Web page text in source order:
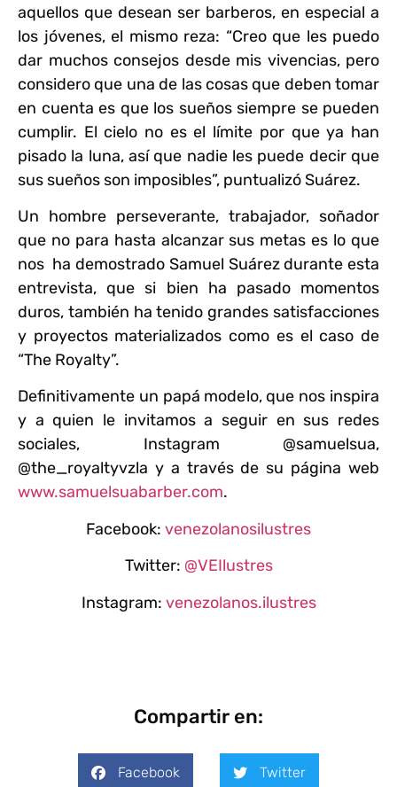
aquellos que desean ser barberos, en especial a
los jóvenes, el mismo reza: “Creo que les puedo
dar muchos consejos desde mis vivencias, pero
considero que una de las cosas que deben tomar
en cuenta es que los sueños siempre se pueden
cumplir. El cielo no es el límite por que ya han
pisado la luna, así que nadie les puede decir que
sus sueños son imposibles”, puntualizó Suárez.
Un hombre perseverante, trabajador, soñador
que no para hasta alcanzar sus metas es lo que
nos ha demostrado Samuel Suárez durante esta
entrevista, que si bien ha pasado momentos
duros, también ha tenido grandes satisfacciones
y proyectos materializados como es el caso de
“The Royalty”.
Definitivamente un papá modelo, que nos inspira
y a quien le invitamos a seguir en sus redes
sociales, Instagram @samuelsua,
@the_royaltyvzla y a través de su página web
www.samuelsuabarber.com.
Facebook: venezolanosilustres
Twitter: @VEIlustres
Instagram: venezolanos.ilustres
Compartir en:
Facebook Twitter